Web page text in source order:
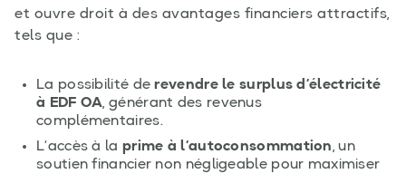
et ouvre droit à des avantages financiers attractifs,
tels que :
La possibilité derevendre le surplus d’électricité
à EDF OA, générant des revenus
complémentaires.
L’accès à la prime à l’autoconsommation, un
soutien financier non négligeable pour maximiser